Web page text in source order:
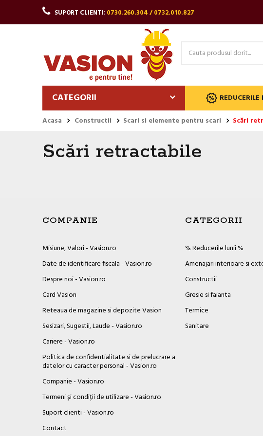
SUPORT CLIENTI: 0730.260.304 / 0732.010.827
CATEGORII REDUCERILE
Acasa Constructii Scari si elemente pentru scari Scări
Scări retractabile
COMPANIE
Misiune, Valori - Vasion.ro
Date de identificare fiscala - Vasion.ro
Despre noi - Vasion.ro
Card Vasion
Reteaua de magazine si depozite Vasion
Sesizari, Sugestii, Laude - Vasion.ro
Cariere - Vasion.ro
Politica de confidentialitate si de prelucrare a
datelor cu caracter personal - Vasion.ro
Companie - Vasion.ro
Termeni și condiții de utilizare - Vasion.ro
Suport clienti - Vasion.ro
Contact
CATEGORII
% Reducerile lunii %
Amenajari interioare si
Constructii
Gresie si faianta
Termice
Sanitare